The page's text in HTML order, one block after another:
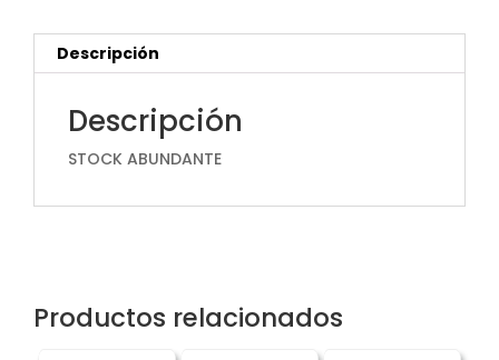
Descripción
Descripción
STOCK ABUNDANTE
Productos relacionados